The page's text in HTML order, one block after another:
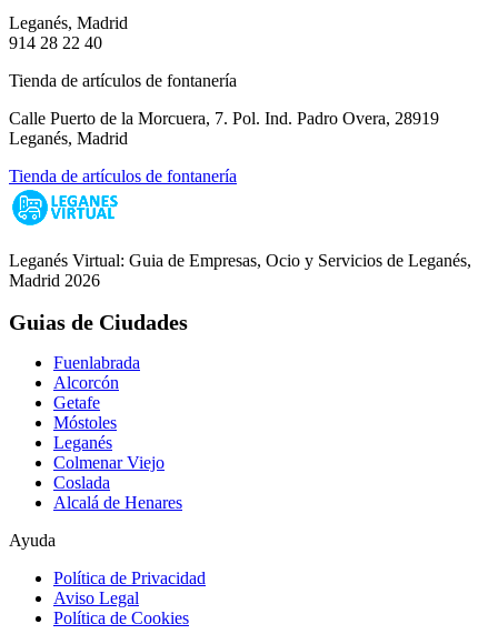
Leganés, Madrid
914 28 22 40
Tienda de artículos de fontanería
Calle Puerto de la Morcuera, 7. Pol. Ind. Padro Overa, 28919
Leganés, Madrid
Tienda de artículos de fontanería
Leganés Virtual: Guia de Empresas, Ocio y Servicios de Leganés,
Madrid 2026
Guias de Ciudades
Fuenlabrada
Alcorcón
Getafe
Móstoles
Leganés
Colmenar Viejo
Coslada
Alcalá de Henares
Ayuda
Política de Privacidad
Aviso Legal
Política de Cookies